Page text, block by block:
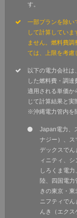
す。
一部プランを除い
して計算してい
ません。燃料費
ては、上限を考慮
以下の電力会社
した燃料費・調
適用される単価か
じて計算結果と
※沖縄電力管内を
Japan電力、
ナジー）、ス
デックスで
ィニティ、
しろくま電
陸、四国電
きの東京・東
ニフティで
んき（エクス